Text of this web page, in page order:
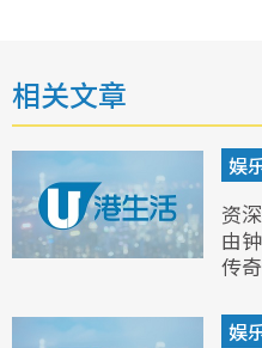
相关文章
娱
资
由
传
娱